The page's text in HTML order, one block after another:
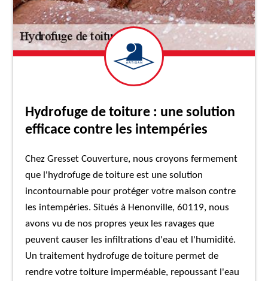
Hydrofuge de toiture : une solution
efficace contre les intempéries
Chez Gresset Couverture, nous croyons fermement
que l'hydrofuge de toiture est une solution
incontournable pour protéger votre maison contre
les intempéries. Situés à Henonville, 60119, nous
avons vu de nos propres yeux les ravages que
peuvent causer les infiltrations d'eau et l'humidité.
Un traitement hydrofuge de toiture permet de
rendre votre toiture imperméable, repoussant l'eau